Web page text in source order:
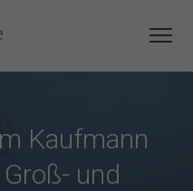
Kaufmann
und